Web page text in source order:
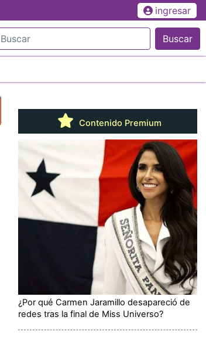
ingresar
Buscar
Contenido Premium
¿Por qué Carmen Jaramillo desapareció de
redes tras la final de Miss Universo?